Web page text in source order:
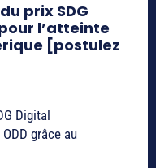
prix SDG
l’atteinte
[postulez
Digital
grâce au